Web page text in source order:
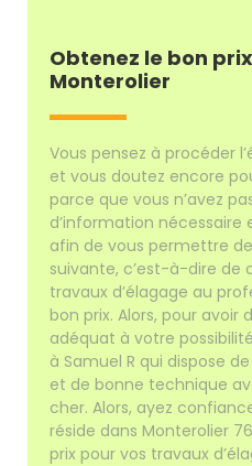
Obtenez le bon
Monterolier
Vous pensez à procéder
et vous doutez encore
parce que vous n’avez
d’information nécessaire
afin de vous permettre
suivante, c’est-à-dire de
travaux d’élagage au
bon prix. Alors, pour avoir
adéquat à votre
à Samuel R qui dispose
et de bonne technique
cher. Alors, ayez
réside dans Monterolier
prix pour vos travaux